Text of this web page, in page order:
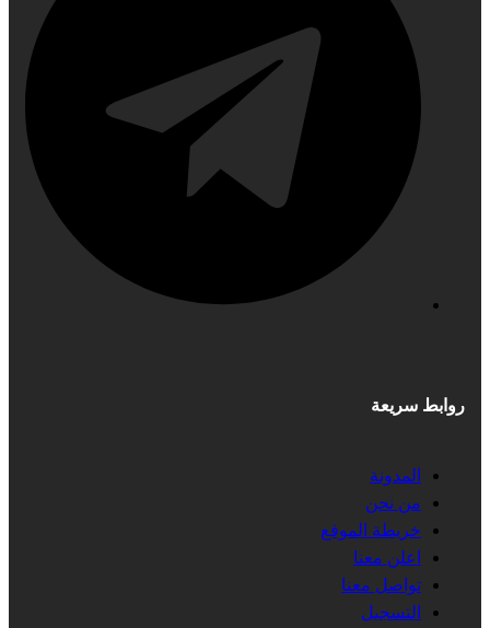
روابط سريعة
المدونة
من نحن
خريطة الموقع
اعلن معنا
تواصل معنا
التسجيل